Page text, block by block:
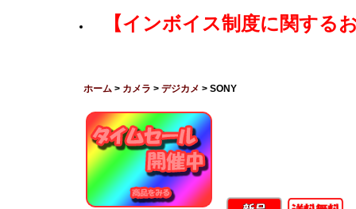
【インボイス制度に関する
ホーム > カメラ > デジカメ > SONY